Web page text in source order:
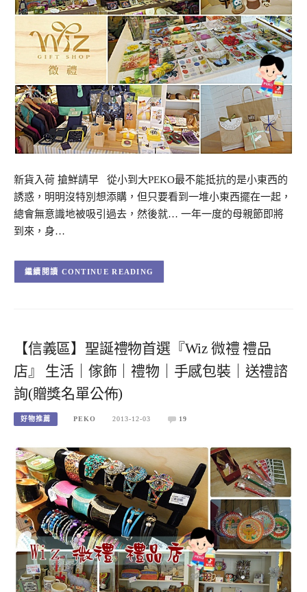
新貨入荷 搶鮮請早 從小到大PEKO最不能抵抗的是小東西的
誘惑，明明沒特別想添購，但只要看到一堆小東西擺在一起，
總會無意識地被吸引過去，然後就… 一年一度的母親節即將
到來，身…
CONTINUE READING
【信義區】聖誕禮物首選『Wiz 微禮 禮品
店』 生活｜傢飾｜禮物｜手感包裝｜送禮諮
詢(贈獎名單公佈)
好物推薦 PEKO 2013-12-03 19